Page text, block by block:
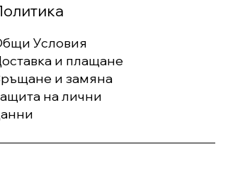
Условия
и плащане
и замяна
на лични